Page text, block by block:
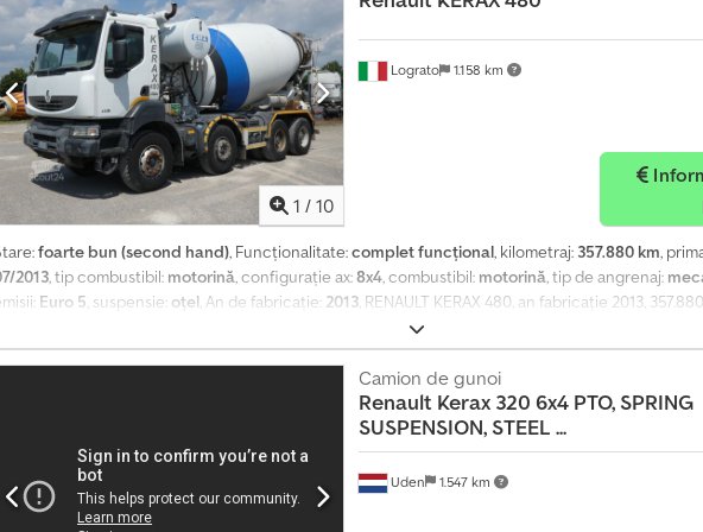
1 / 10
Lograto 1.158 km
foarte bun (second hand), Funcționalitate:complet funcțional, kilometraj: 357.880 km,
2013, tip combustibil: motorină, configurație ax:8x4, combustibil: motorină, tip de angrenaj:
Euro 5, suspensie: oțel, An de fabricație: 2013, RENAULT KERAX 480, an fabricație 2013,
EURO 5, echipat cu o pompă de beton CIFA SRY1300 și motor auxiliar. Csdpfx Aieznti Ss Iorf
Uden 1.547 km
Camion de gunoi
Renault Kerax 320 6x4 PTO, SPRING
SUSPENSION, STEEL ...